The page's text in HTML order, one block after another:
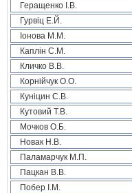
Геращенко І.В.
Гурвіц Е.Й.
Іонова М.М.
Каплін С.М.
Кличко В.В.
Корнійчук О.О.
Куніцин С.В.
Кутовий Т.В.
Мочков О.Б.
Новак Н.В.
Паламарчук М.П.
Пацкан В.В.
Побер І.М.